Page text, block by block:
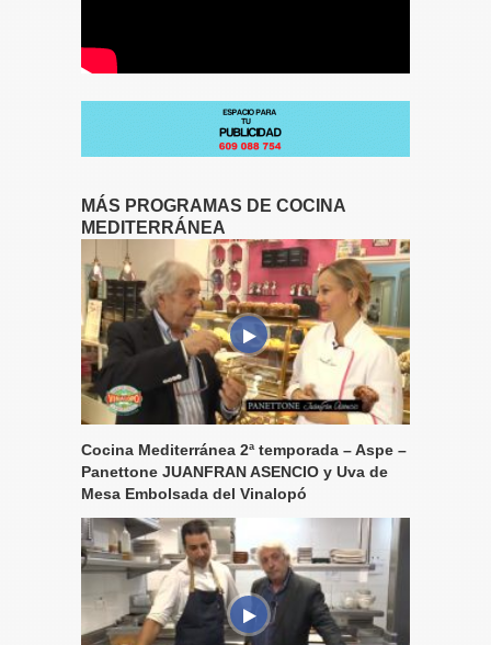
MÁS PROGRAMAS DE COCINA
MEDITERRÁNEA
Cocina Mediterránea 2ª temporada – Aspe –
Panettone JUANFRAN ASENCIO y Uva de
Mesa Embolsada del Vinalopó